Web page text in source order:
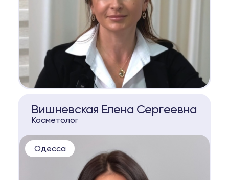
Вишневская Елена Сергеевна
Косметолог
Одесса